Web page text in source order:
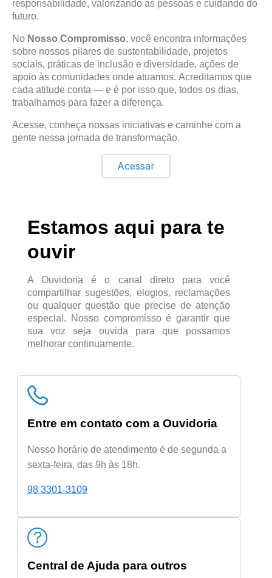
responsabilidade, valorizando as pessoas e cuidando do
futuro.
No Nosso Compromisso, você encontra informações
sobre nossos pilares de sustentabilidade, projetos
sociais, práticas de inclusão e diversidade, ações de
apoio às comunidades onde atuamos. Acreditamos que
cada atitude conta — e é por isso que, todos os dias,
trabalhamos para fazer a diferença.
Acesse, conheça nossas iniciativas e caminhe com a
gente nessa jornada de transformação.
Acessar
Estamos aqui para te
ouvir
A Ouvidoria é o canal direto para você
compartilhar sugestões, elogios, reclamações
ou qualquer questão que precise de atenção
especial. Nosso compromisso é garantir que
sua voz seja ouvida para que possamos
melhorar continuamente.
Entre em contato com a Ouvidoria
Nosso horário de atendimento é de segunda a
sexta-feira, das 9h às 18h.
98 3301-3109
Central de Ajuda para outros